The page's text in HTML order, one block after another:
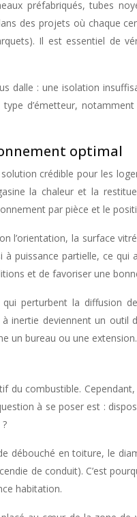
préfabriqués, tubes
des projets où chaque
Il est essentiel de
dalle : une isolation
d’émetteur,
optimal
crédible pour les
la chaleur et la
par pièce et le
la surface
puissance partielle, ce
et de favoriser une
perturbent la diffusion
inertie deviennent un outil
un bureau ou une extension.
combustible.
à se poser est :
débouché en toiture, le
de conduit). C’est
habitation.